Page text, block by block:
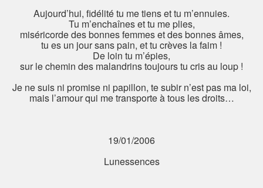
Aujourd’hui, fidélité tu me tiens et tu m’ennuies.
Tu m’enchaînes et tu me plies,
miséricorde des bonnes femmes et des bonnes âmes,
tu es un jour sans pain, et tu crèves la faim !
De loin tu m’épies,
sur le chemin des malandrins toujours tu cris au loup !
Je ne suis ni promise ni papillon, te subir n’est pas ma loi,
mais l’amour qui me transporte à tous les droits…
19/01/2006
Lunessences